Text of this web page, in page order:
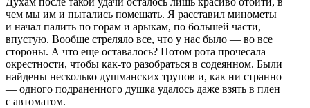
чем мы им и пытались помешать. Я расставил минометы
и начал палить по горам и арыкам, по большей части,
впустую. Вообще стреляло все, что у нас было — во все
стороны. А что еще оставалось? Потом рота прочесала
окрестности, чтобы как-то разобраться в содеянном. Были
найдены несколько душманских трупов и, как ни странно
— одного подраненного душка удалось даже взять в плен
с автоматом.